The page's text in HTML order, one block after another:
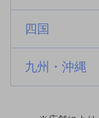
四国
九州・沖縄